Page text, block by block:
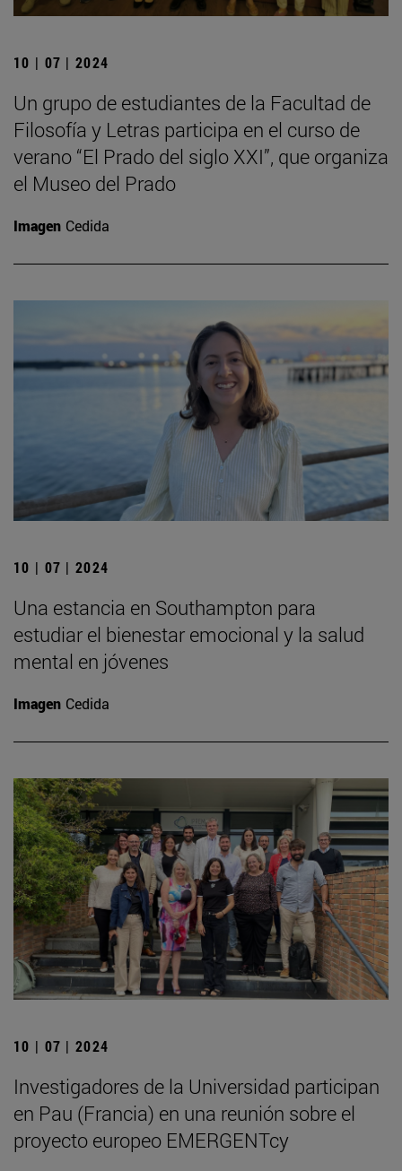
10 | 07 | 2024
Un grupo de estudiantes de la Facultad de
Filosofía y Letras participa en el curso de
verano “El Prado del siglo XXI”, que organiza
el Museo del Prado
Imagen Cedida
10 | 07 | 2024
Una estancia en Southampton para
estudiar el bienestar emocional y la salud
mental en jóvenes
Imagen Cedida
10 | 07 | 2024
Investigadores de la Universidad participan
en Pau (Francia) en una reunión sobre el
proyecto europeo EMERGENTcy